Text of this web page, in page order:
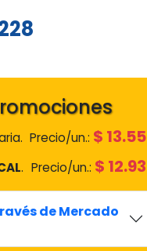
Precio/un.: $
. Precio/un.: $
de Mercado